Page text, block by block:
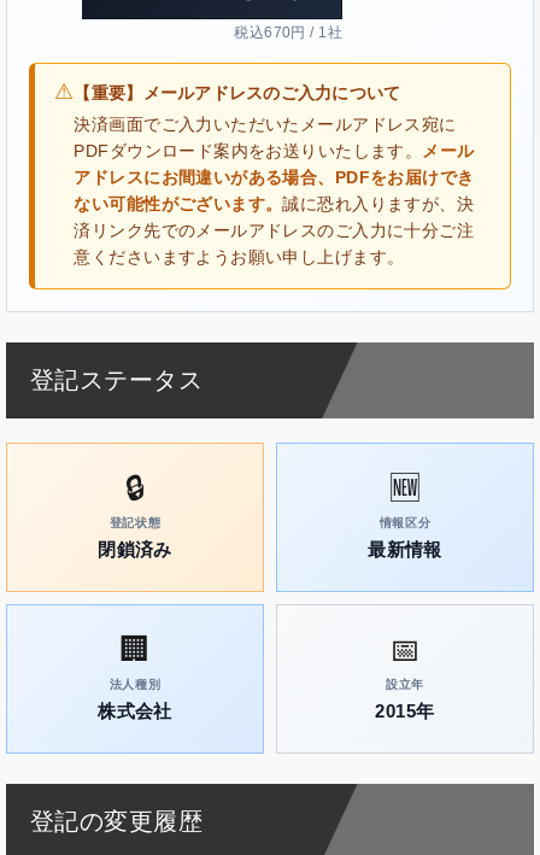
税込670円 / 1社
⚠ 【重要】メールアドレスのご入力について
決済画面でご入力いただいたメールアドレス宛に
PDFダウンロード案内をお送りいたします。
メール
アドレスにお間違いがある場合、PDFをお届けでき
ない可能性がございます。誠に恐れ入りますが、決
済リンク先でのメールアドレスのご入力に十分ご注
意くださいますようお願い申し上げます。
登記ステータス
🔒
登記状態
閉鎖済み
🆕
情報区分
最新情報
🏢
法人種別
株式会社
📅
設立年
2015年
登記の変更履歴